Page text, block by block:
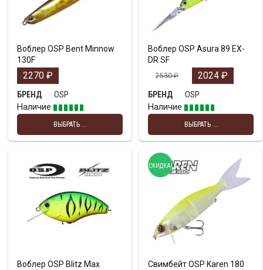
Воблер OSP Bent Minnow
130F
2270 ₽
БРЕНД
OSP
Наличие
ВЫБРАТЬ ...
Воблер OSP Asura 89 EX-
DR SF
2530₽ 2024 ₽
БРЕНД
OSP
Наличие
ВЫБРАТЬ ...
Воблер OSP Blitz Max Свимбейт OSP Karen 180
СКИДКА!